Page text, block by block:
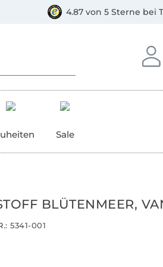
4.87 von 5 Sterne bei
In
Sale
BLÜTENMEER,
5341-001